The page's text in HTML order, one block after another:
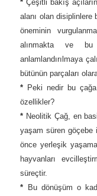
*Çeşitli bakış
alanı olan disiplinlere
öneminin
alınmakta ve bu
anlamlandırılmaya
bütünün parçaları
* Peki nedir bu
özellikler?
* Neolitik Çağ, en
yaşam süren göçebe
önce yerleşik
hayvanları
süreçtir.
* Bu dönüşüm o